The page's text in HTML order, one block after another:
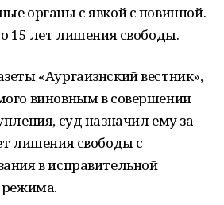
органы с явкой с повинной.
15 лет лишения свободы.
«Аургаизнский вестник»,
виновным в совершении
суд назначил ему за
лишения свободы с
в исправительной
режима.